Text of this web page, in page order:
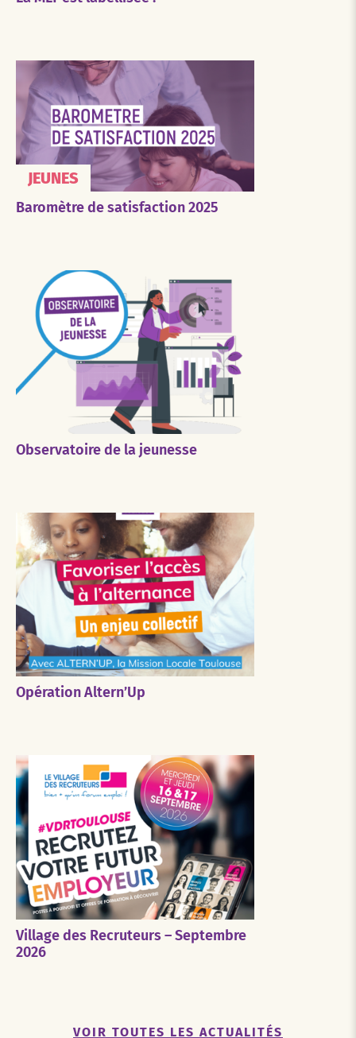
JEUNES
Baromètre de satisfaction 2025
Observatoire de la jeunesse
Opération Altern’Up
Village des Recruteurs – Septembre
2026
VOIR TOUTES LES ACTUALITÉS